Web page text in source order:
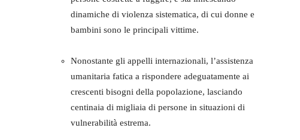
dinamiche di violenza sistematica, di cui donne e
bambini sono le principali vittime.
Nonostante gli appelli internazionali, l’assistenza
umanitaria fatica a rispondere adeguatamente ai
crescenti bisogni della popolazione, lasciando
centinaia di migliaia di persone in situazioni di
vulnerabilità estrema.